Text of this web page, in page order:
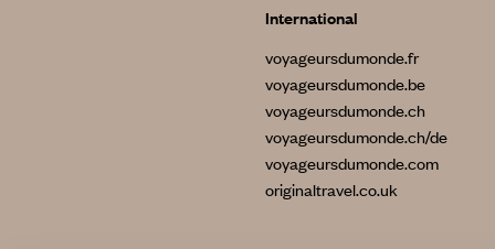
International
voyageursdumonde.fr
voyageursdumonde.be
voyageursdumonde.ch
voyageursdumonde.ch/de
voyageursdumonde.com
originaltravel.co.uk